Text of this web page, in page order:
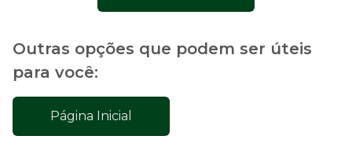
Outras opções que podem ser úteis
para você:
Página Inicial